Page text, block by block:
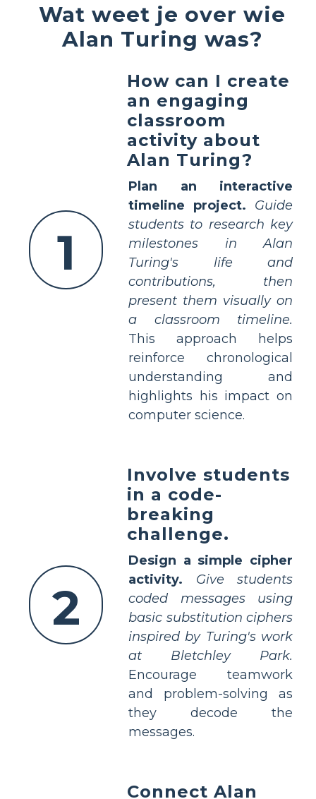
Wat weet je over wie
Alan Turing was?
1
How can I create
an engaging
classroom
activity about
Alan Turing?
Plan an interactive
timeline project.
Guide
students to research key
milestones in Alan
Turing's life and
contributions, then
present them visually on
a classroom timeline.
This approach helps
reinforce chronological
understanding and
highlights his impact on
computer science.
2
Involve students
in a code-
breaking
challenge.
Design a simple cipher
activity.
Give students
coded messages using
basic substitution ciphers
inspired by Turing's work
at Bletchley Park.
Encourage teamwork
and problem-solving as
they decode the
messages.
Connect Alan